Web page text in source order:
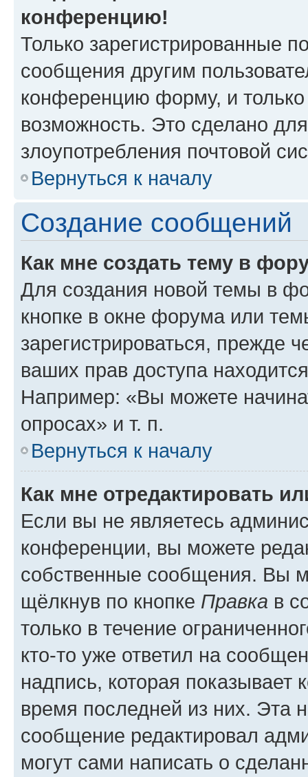
конференцию!
Только зарегистрированные
сообщения другим
конференцию форму, и
возможность. Это сделано
злоупотребления почтовой
Вернуться к началу
Создание сообщений
Как мне создать тему в
Для создания новой темы в
кнопке в окне форума или
зарегистрироваться, прежде
ваших прав доступа
Например: «Вы можете
опросах» и т. п.
Вернуться к началу
Как мне отредактировать
Если вы не являетесь
конференции, вы можете
собственные сообщения. Вы
щёлкнув по кнопке Правка в
только в течение
кто-то уже ответил на
надпись, которая показывает
время последней из них. Эта
сообщение редактировал
могут сами написать о